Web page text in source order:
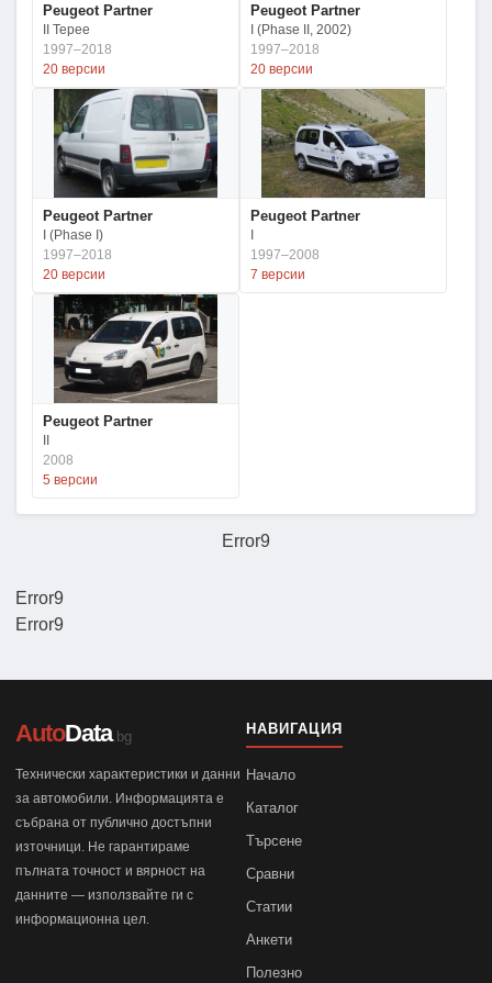
Error9
Peugeot Partner
II Tepee
1997–2018
20 версии
Peugeot Partner
I (Phase II, 2002)
1997–2018
20 версии
Peugeot Partner
I (Phase I)
1997–2018
20 версии
Peugeot Partner
1997–2008
7 версии
Peugeot Partner
2008
5 версии
Error9
Error9
AutoData.bg
Технически характеристики и данни
за автомобили. Информацията е
събрана от публично достъпни
източници. Не гарантираме
пълната точност и вярност на
данните — използвайте ги с
информационна цел.
НАВИГАЦИЯ
Начало
Каталог
Търсене
Сравни
Статии
Анкети
Полезно